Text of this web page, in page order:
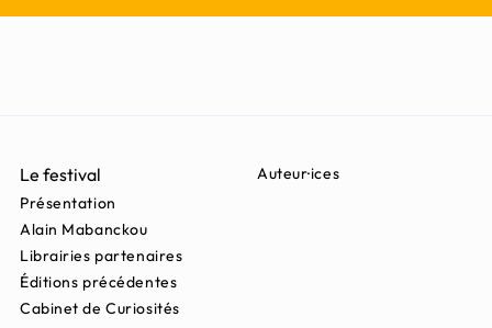
Le festival
Présentation
Alain Mabanckou
Librairies partenaires
Éditions précédentes
Cabinet de Curiosités
Auteur·ices